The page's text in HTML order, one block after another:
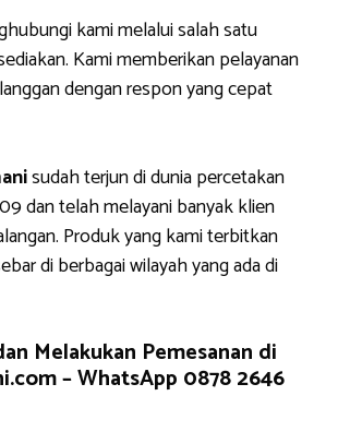
kami melalui salah satu
Kami memberikan pelayanan
dengan respon yang cepat
sudah terjun di dunia percetakan
dan telah melayani banyak klien
Produk yang kami terbitkan
di berbagai wilayah yang ada di
Melakukan Pemesanan di
–WhatsApp 0878 2646